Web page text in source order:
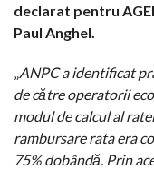
declarat pentru
Paul Anghel.
ANPC a identificat
de către operatorii
modul de calcul al
rambursare rata era
75% dobândă. Prin